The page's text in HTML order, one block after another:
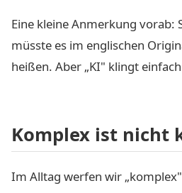
Eine kleine Anmerkung vorab:
müsste es im englischen
heißen. Aber „KI" klingt
Komplex ist nicht
Im Alltag werfen wir